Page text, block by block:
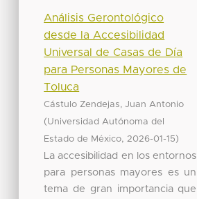
Análisis Gerontológico
desde la Accesibilidad
Universal de Casas de Día
para Personas Mayores de
Toluca
Cástulo Zendejas, Juan Antonio
(Universidad Autónoma del
Estado de México, 2026-01-15)
La accesibilidad en los entornos
para personas mayores es un
tema de gran importancia que